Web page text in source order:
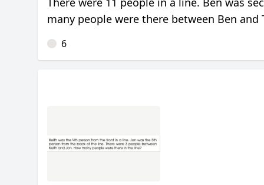
many people were there between Ben and
6